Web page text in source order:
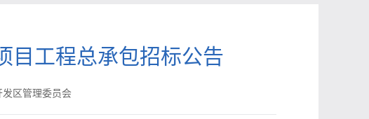
目工程总承包招标公告
区管理委员会